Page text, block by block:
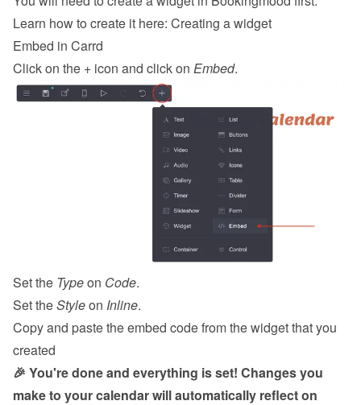
Learn how to create it here: Creating a widget
Embed in Carrd
Click on the + icon and click on Embed.
Set the Type on Code.
Set the Style on Inline.
Copy and paste the embed code from the widget that you
created
🎉 You're done and everything is set! Changes you
make to your calendar will automatically reflect on